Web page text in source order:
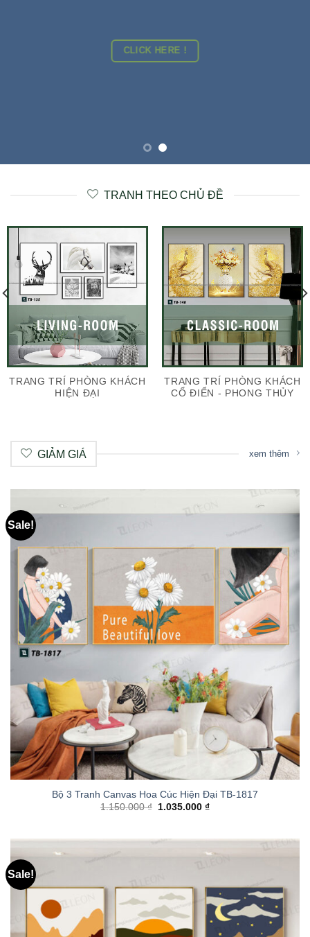
CLICK HERE !
TRANH THEO CHỦ ĐỀ
TRANG TRÍ PHÒNG KHÁCH
HIỆN ĐẠI
TRANG TRÍ PHÒNG KHÁCH
CỔ ĐIỂN - PHONG THỦY
GIẢM GIÁ xem thêm
Sale!
Bộ 3 Tranh Canvas Hoa Cúc Hiện Đại TB-1817
1.150.000₫ 1.035.000₫
Sale!